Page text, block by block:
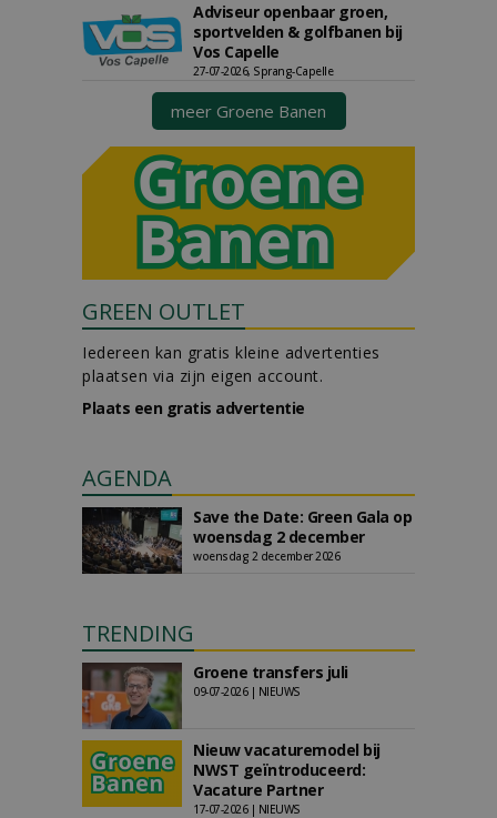
Adviseur openbaar groen,
sportvelden & golfbanen bij
Vos Capelle
27-07-2026, Sprang-Capelle
meer Groene Banen
GREEN OUTLET
Iedereen kan gratis kleine advertenties
plaatsen via zijn eigen account.
Plaats een gratis advertentie
AGENDA
Save the Date: Green Gala op
woensdag 2 december
woensdag 2 december 2026
TRENDING
Groene transfers juli
09-07-2026 | NIEUWS
Nieuw vacaturemodel bij
NWST geïntroduceerd:
Vacature Partner
17-07-2026 | NIEUWS